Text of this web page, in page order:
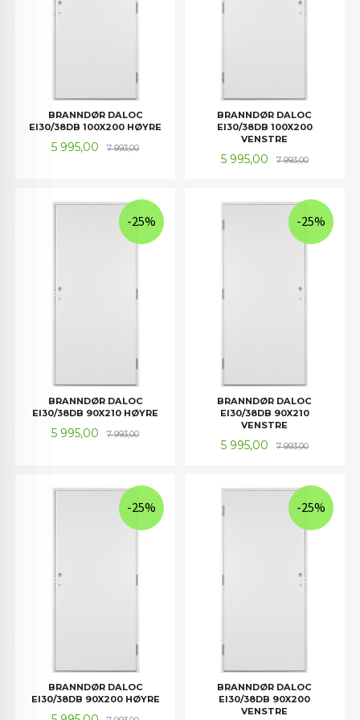
BRANNDØR DALOC
EI30/38DB 100X200 HØYRE
Tilbud
5 995,00 7 993,00Rabatt
BRANNDØR DALOC
EI30/38DB 100X200
VENSTRE
Tilbud
5 995,00 7 993,00Rabatt
BRANNDØR DALOC
EI30/38DB 90X210 HØYRE
Tilbud
5 995,00 7 993,00Rabatt
-25%
BRANNDØR DALOC
EI30/38DB 90X210
VENSTRE
Tilbud
5 995,00 7 993,00Rabatt
-25%
BRANNDØR DALOC
EI30/38DB 90X200 HØYRE
-25%
BRANNDØR DALOC
EI30/38DB 90X200
VENSTRE
-25%